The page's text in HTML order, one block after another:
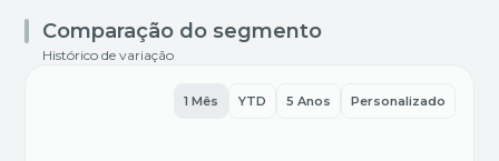
Comparação do segmento
Histórico de variação
1 Mês YTD 5 Anos Personalizado